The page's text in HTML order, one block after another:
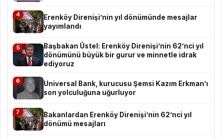
4
Erenköy Direnişi’nin yıl dönümünde mesajlar
yayımlandı
5
Başbakan Üstel: Erenköy Direnişi’nin 62’nci yıl
dönümünü büyük bir gurur ve minnetle idrak
ediyoruz
6
Universal Bank, kurucusu Şemsi Kazım Erkman’ı
son yolculuğuna uğurluyor
7
Bakanlardan Erenköy Direnişi’nin 62’nci yıl
dönümü mesajları